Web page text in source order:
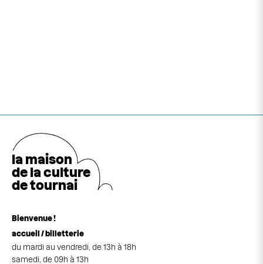
la maison
de la culture
de tournai
Bienvenue !
accueil / billetterie
du mardi au vendredi, de 13h à 18h
samedi, de 09h à 13h